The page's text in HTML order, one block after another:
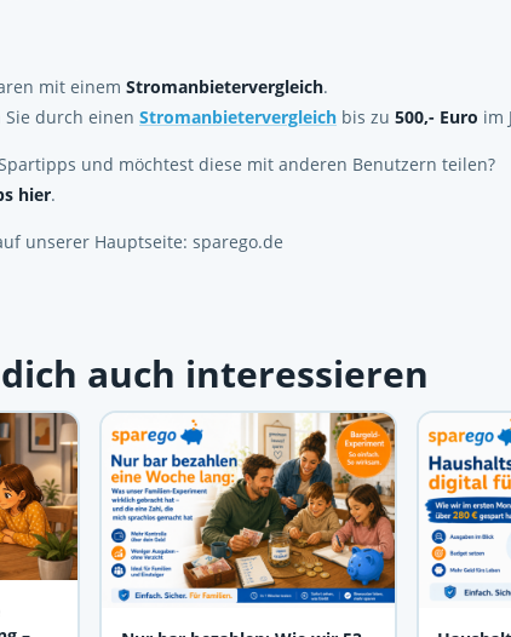
mit einem Stromanbietervergleich.
Sie durch einen Stromanbietervergleich bis zu 500,- Euro im
und möchtest diese mit anderen Benutzern teilen?
hier.
unserer Hauptseite: sparego.de
auch interessieren